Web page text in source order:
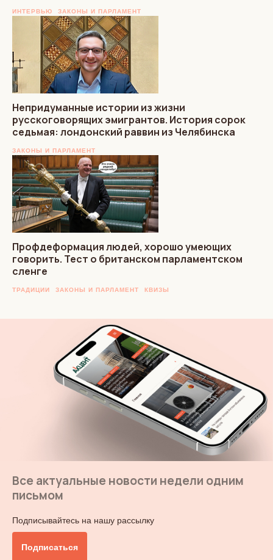
ИНТЕРВЬЮ ЗАКОНЫ И ПАРЛАМЕНТ
Непридуманные истории из жизни
русскоговорящих эмигрантов. История сорок
седьмая: лондонский раввин из Челябинска
ЗАКОНЫ И ПАРЛАМЕНТ
Профдеформация людей, хорошо умеющих
говорить. Тест о британском парламентском
сленге
ТРАДИЦИИ ЗАКОНЫ И ПАРЛАМЕНТ КВИЗЫ
Все актуальные новости недели одним
письмом
Подписывайтесь на нашу рассылку
Подписаться